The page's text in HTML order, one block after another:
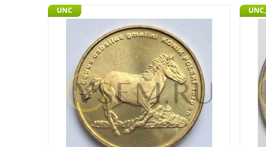
UNC